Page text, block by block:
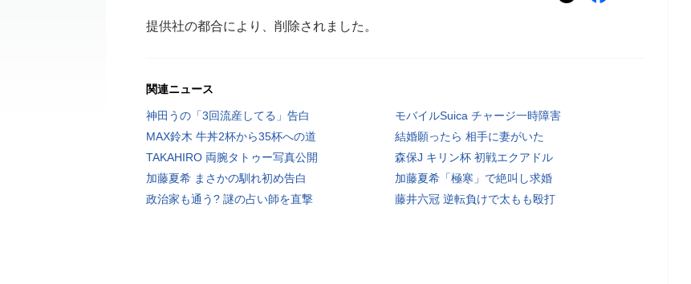
提供社の都合により、削除されました。
関連ニュース
神田うの「3回流産してる」告白
モバイルSuica チャージ一時障害
MAX鈴木 牛丼2杯から35杯への道
結婚願ったら 相手に妻がいた
TAKAHIRO 両腕タトゥー写真公開
森保J キリン杯 初戦エクアドル
加藤夏希 まさかの馴れ初め告白
加藤夏希「極寒」で絶叫し求婚
政治家も通う? 謎の占い師を直撃
藤井六冠 逆転負けで太もも殴打